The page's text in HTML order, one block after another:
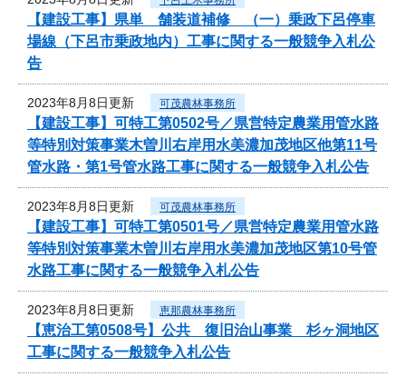
【建設工事】県単 舗装道補修 （一）乗政下呂停車
場線（下呂市乗政地内）工事に関する一般競争入札公
告
2023年8月8日更新 可茂農林事務所
【建設工事】可特工第0502号／県営特定農業用管水路
等特別対策事業木曽川右岸用水美濃加茂地区他第11号
管水路・第1号管水路工事に関する一般競争入札公告
2023年8月8日更新 可茂農林事務所
【建設工事】可特工第0501号／県営特定農業用管水路
等特別対策事業木曽川右岸用水美濃加茂地区第10号管
水路工事に関する一般競争入札公告
2023年8月8日更新 恵那農林事務所
【恵治工第0508号】公共 復旧治山事業 杉ヶ洞地区
工事に関する一般競争入札公告